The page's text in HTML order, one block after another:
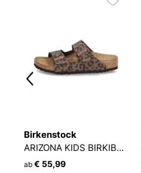
Birkenstock
ARIZONA KIDS BIRKIBUC
ab € 55,99